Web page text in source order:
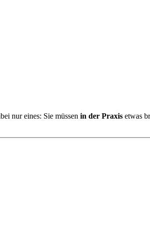
nur eines: Sie müssen in der Praxis etwas